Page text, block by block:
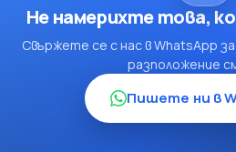
Не намерихте това,
Свържете се с нас в WhatsApp
разположение
Пишете ни в